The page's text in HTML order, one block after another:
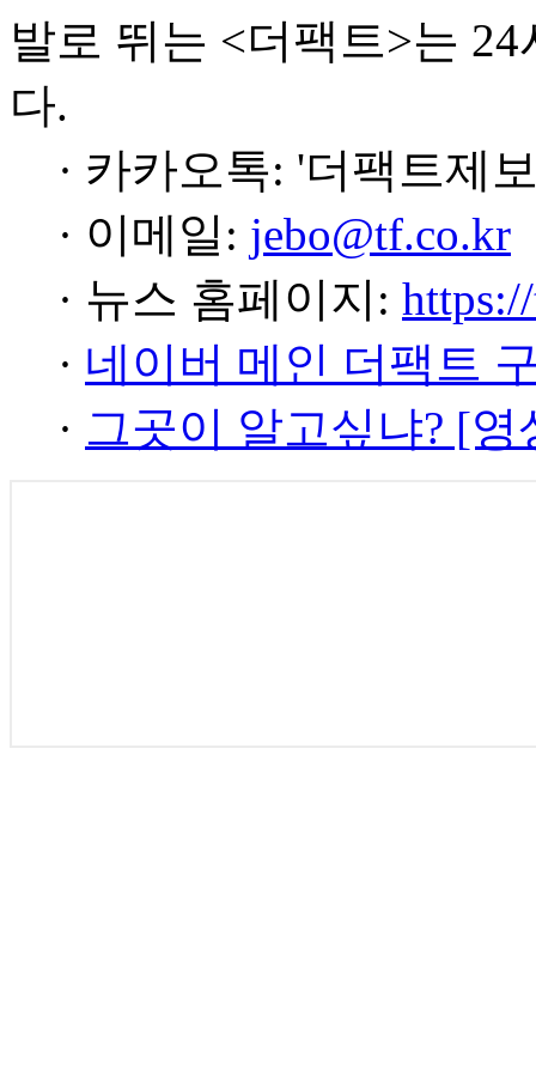
발로 뛰는 <더팩트>는
다.
· 카카오톡: '더팩트제
· 이메일: jebo@tf.co.kr
· 뉴스 홈페이지:
· 네이버 메인 더팩트
· 그곳이 알고싶냐? [